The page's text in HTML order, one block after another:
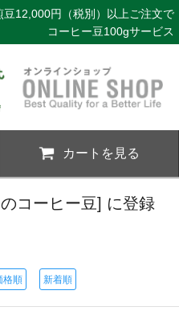
豆12,000円（税別）以上ご注文で
コーヒー豆100gサービス
カートを見る
コーヒー豆] に登録
格順 新着順